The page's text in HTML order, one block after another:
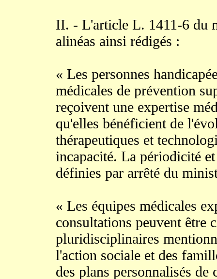
II. - L'article L. 1411-6 du
alinéas ainsi rédigés :
« Les personnes
médicales de prévention
reçoivent une expertise
qu'elles bénéficient de
thérapeutiques et
incapacité. La périodicité
définies par arrêté du
« Les équipes médicales
consultations peuvent être
pluridisciplinaires
l'action sociale et des
des plans personnalisés